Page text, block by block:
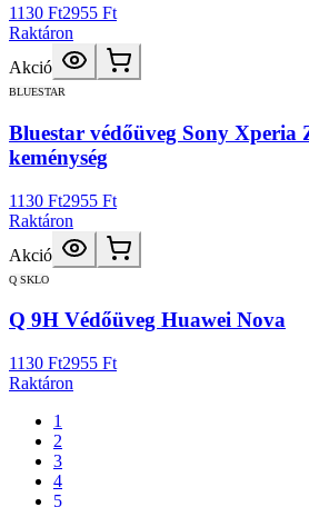
1130 Ft2955 Ft
Raktáron
Akció
BLUESTAR
Bluestar védőüveg Sony Xperia
keménység
1130 Ft2955 Ft
Raktáron
Akció
Q SKLO
Q 9H Védőüveg Huawei Nova
1130 Ft2955 Ft
Raktáron
1
2
3
4
5